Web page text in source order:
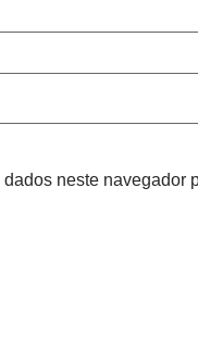
neste navegador